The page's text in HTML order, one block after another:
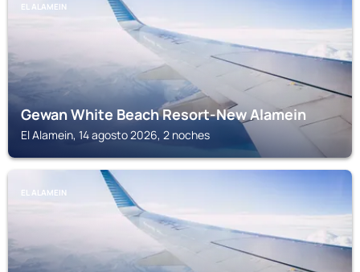
EL ALAMEIN
Gewan White Beach Resort-New Alamein
El Alamein, 14 agosto 2026, 2 noches
EL ALAMEIN